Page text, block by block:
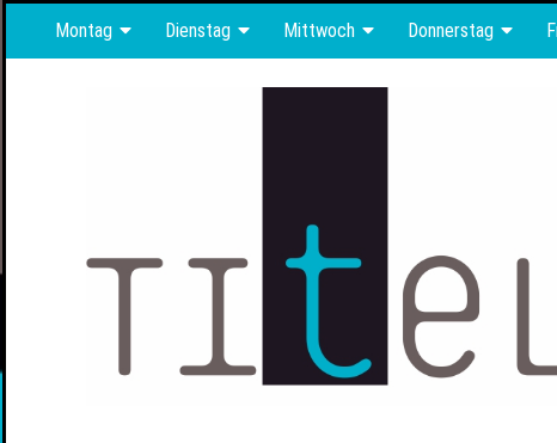
Montag Dienstag Mittwoch Donnerstag